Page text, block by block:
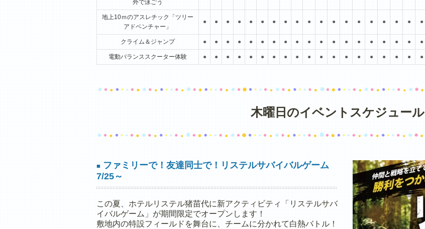
外で泳ごう
地上10ｍのアスレチック「ツリー
アドベンチャー」
● ● ● ● ● ● ● ● ● ● ● ● ● ● ● ● ● ● ●
クライム＆ジャンプ ● ● ● ● ● ● ● ● ● ● ● ● ● ● ● ● ● ● ●
電動バランススクーター体験 ● ● ● ● ● ● ● ● ● ● ● ● ● ● ● ● ● ● ●
木曜日のイベントスケジュール
■ ファミリーで！友達同士で！リステルサバイバルゲーム
7/25～
この夏、ホテルリステル猪苗代に新アクティビティ「リステルサバ
イバルゲーム」が期間限定でオープンします！
敷地内の特設フィールドを舞台に、チームに分かれて白熱バトル！